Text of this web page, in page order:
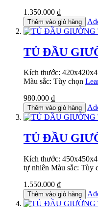
1.350.000 ₫
Thêm vào giỏ hàng
TỦ ĐẦU
Kích thước:
Màu sắc: Tùy chọn
980.000 ₫
Thêm vào giỏ hàng
TỦ ĐẦU
Kích thước:
tự nhiên Màu sắc: Tùy
1.550.000 ₫
Thêm vào giỏ hàng